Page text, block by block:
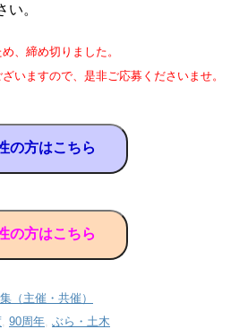
。
、締め切りました。
いますので、是非ご応募くださいませ。
の方はこちら
の方はこちら
（主催・共催）
90周年 ぶら・土木